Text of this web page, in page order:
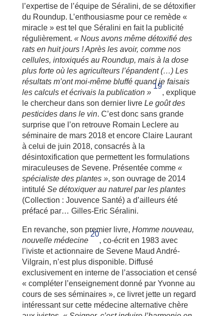
l’expertise de l’équipe de Séralini, de se détoxifier
du Roundup. L’enthousiasme pour ce remède «
miracle » est tel que Séralini en fait la publicité
régulièrement. « Nous avons même détoxifié des
rats en huit jours ! Après les avoir, comme nos
cellules, intoxiqués au Roundup, mais à la dose
plus forte où les agriculteurs l’épandent (…) Les
résultats m’ont moi-même bluffé quand je faisais
les calculs et écrivais la publication »
19
, explique
le chercheur dans son dernier livre Le goût des
pesticides dans le vin. C’est donc sans grande
surprise que l’on retrouve Romain Leclere au
séminaire de mars 2018 et encore Claire Laurant
à celui de juin 2018, consacrés à la
désintoxification que permettent les formulations
miraculeuses de Sevene. Présentée comme «
spécialiste des plantes », son ouvrage de 2014
intitulé Se détoxiquer au naturel par les plantes
(Collection : Jouvence Santé) a d’ailleurs été
préfacé par… Gilles-Eric Séralini.
En revanche, son premier livre, Homme nouveau,
nouvelle médecine
20
, co-écrit en 1983 avec
l’iviste et actionnaire de Sevene Maud André-
Vilgrain, n’est plus disponible. Diffusé
exclusivement en interne de l’association et censé
« compléter l’enseignement donné par Yvonne au
cours de ses séminaires », ce livret jette un regard
intéressant sur cette médecine alternative chère